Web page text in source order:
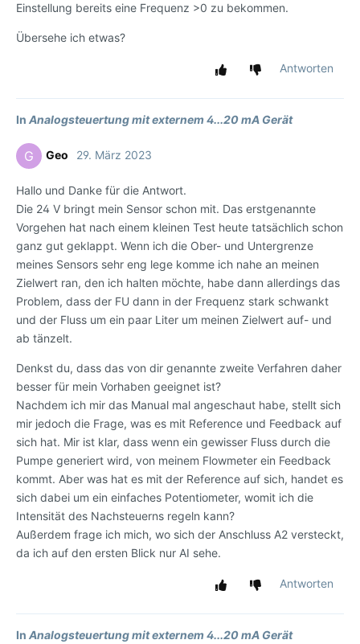
Einstellung bereits eine Frequenz >0 zu bekommen.
Übersehe ich etwas?
Antworten
In Analogsteuertung mit externem 4...20 mA Gerät
G Geo 29. März 2023
Hallo und Danke für die Antwort.
Die 24 V bringt mein Sensor schon mit. Das erstgenannte
Vorgehen hat nach einem kleinen Test heute tatsächlich schon
ganz gut geklappt. Wenn ich die Ober- und Untergrenze
meines Sensors sehr eng lege komme ich nahe an meinen
Zielwert ran, den ich halten möchte, habe dann allerdings das
Problem, dass der FU dann in der Frequenz stark schwankt
und der Fluss um ein paar Liter um meinen Zielwert auf- und
ab tänzelt.
Denkst du, dass das von dir genannte zweite Verfahren daher
besser für mein Vorhaben geeignet ist?
Nachdem ich mir das Manual mal angeschaut habe, stellt sich
mir jedoch die Frage, was es mit Reference und Feedback auf
sich hat. Mir ist klar, dass wenn ein gewisser Fluss durch die
Pumpe generiert wird, von meinem Flowmeter ein Feedback
kommt. Aber was hat es mit der Reference auf sich, handet es
sich dabei um ein einfaches Potentiometer, womit ich die
Intensität des Nachsteuerns regeln kann?
Außerdem frage ich mich, wo sich der Anschluss A2 versteckt,
da ich auf den ersten Blick nur AI sehe.
Antworten
In Analogsteuertung mit externem 4...20 mA Gerät